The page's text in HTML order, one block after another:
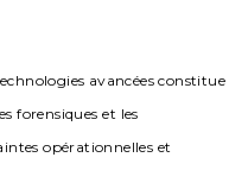
avancées constitue
forensiques et les
opérationnelles et